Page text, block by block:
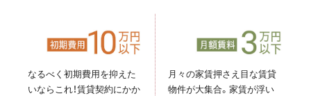
なるべく初期費用を抑えた
いならこれ！賃貸契約にかか
月々の家賃押さえ目な賃貸
物件が大集合。家賃が浮い